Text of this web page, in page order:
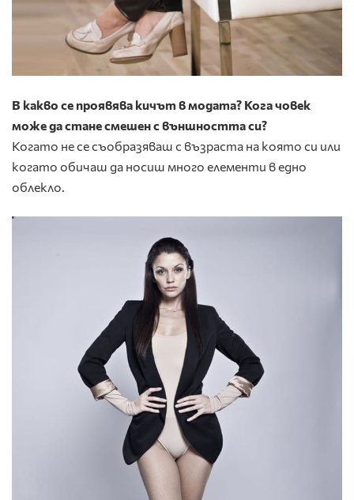
В какво се проявява кичът в модата? Кога човек
може да стане смешен с външността си?
Когато не се съобразяваш с възраста на която си или
когато обичаш да носиш много елементи в едно
облекло.